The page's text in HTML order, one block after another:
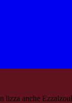
lizza anche